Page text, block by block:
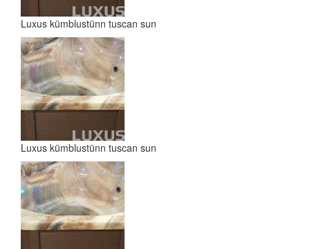
Luxus kümblustünn tuscan sun
Luxus kümblustünn tuscan sun